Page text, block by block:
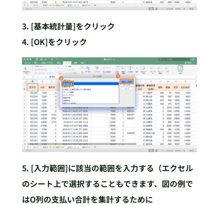
3. [基本統計量]をクリック
4. [OK]をクリック
5. [入力範囲]に該当の範囲を入力する（エクセル
のシート上で選択することもできます、図の例で
はO列の支払い合計を集計するために